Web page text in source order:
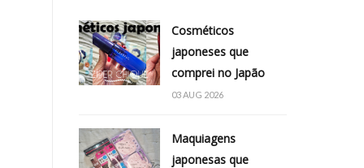
Cosméticos
japoneses que
comprei no Japão
03 AUG 2026
Maquiagens
japonesas que